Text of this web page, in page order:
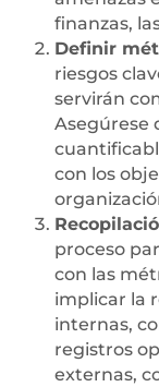
finanzas,
Definir
riesgos
servirán
Asegúrese
con los
proceso
con las
implicar la
internas,
registros
externas,